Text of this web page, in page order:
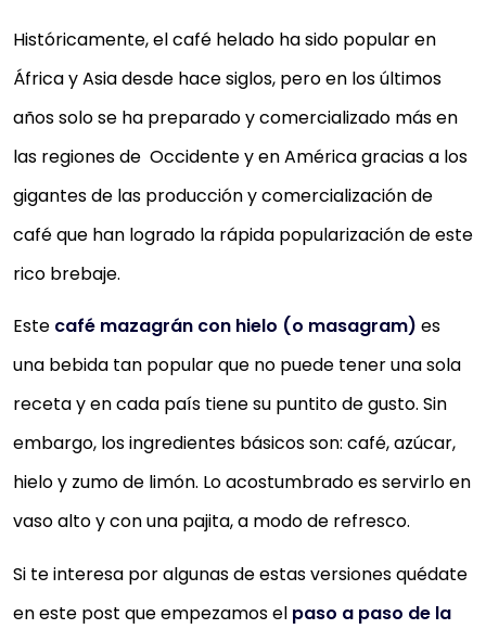
Históricamente, el café helado ha sido popular en
África y Asia desde hace siglos, pero en los últimos
años solo se ha preparado y comercializado más en
las regiones de Occidente y en América gracias a los
gigantes de las producción y comercialización de
café que han logrado la rápida popularización de este
rico brebaje.
Este café mazagrán con hielo (o masagram) es
una bebida tan popular que no puede tener una sola
receta y en cada país tiene su puntito de gusto. Sin
embargo, los ingredientes básicos son: café, azúcar,
hielo y zumo de limón. Lo acostumbrado es servirlo en
vaso alto y con una pajita, a modo de refresco.
Si te interesa por algunas de estas versiones quédate
en este post que empezamos el paso a paso de la